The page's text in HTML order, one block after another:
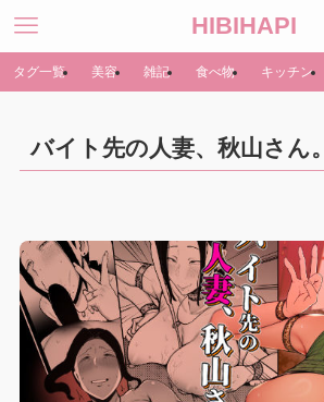
HIBIHAPI
タグ一覧 美容 雑記 食べ物 キッチン
バイト先の人妻、秋山さん。